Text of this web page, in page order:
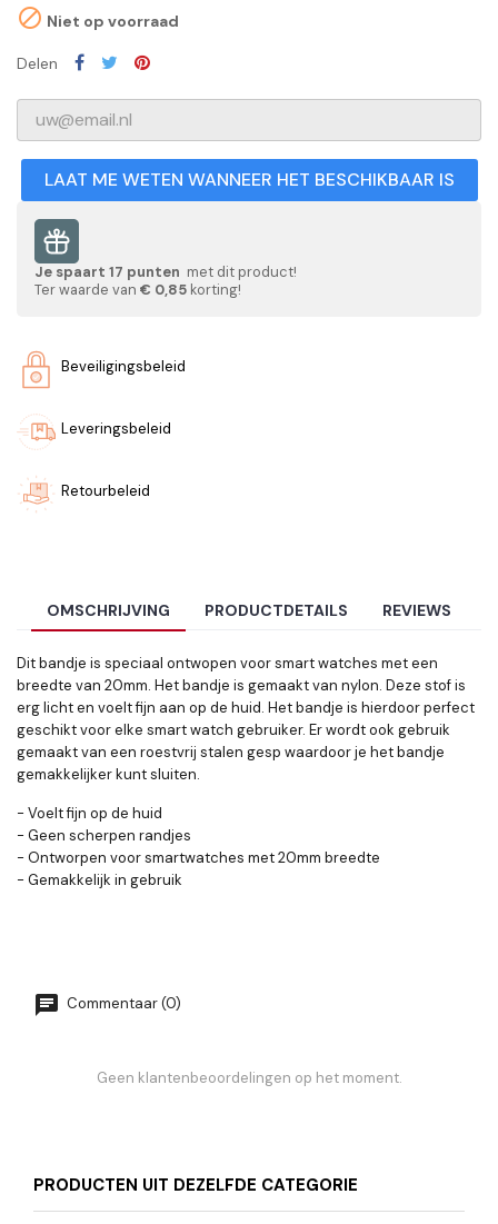
 Niet op voorraad
Delen
LAAT ME WETEN WANNEER HET BESCHIKBAAR IS
Je spaart 17 punten met dit product!
Ter waarde van € 0,85 korting!
Beveiligingsbeleid
Leveringsbeleid
Retourbeleid
OMSCHRIJVING PRODUCTDETAILS REVIEWS
Dit bandje is speciaal ontwopen voor smart watches met een
breedte van 20mm. Het bandje is gemaakt van nylon. Deze stof is
erg licht en voelt fijn aan op de huid. Het bandje is hierdoor perfect
geschikt voor elke smart watch gebruiker. Er wordt ook gebruik
gemaakt van een roestvrij stalen gesp waardoor je het bandje
gemakkelijker kunt sluiten.
- Voelt fijn op de huid
- Geen scherpen randjes
- Ontworpen voor smartwatches met 20mm breedte
- Gemakkelijk in gebruik
Commentaar (0)
Geen klantenbeoordelingen op het moment.
PRODUCTEN UIT DEZELFDE CATEGORIE